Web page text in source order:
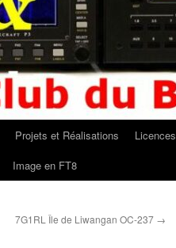
Projets et Réalisations Licences
Image en FT8
7G1RL Île de Liwangan OC-237 →